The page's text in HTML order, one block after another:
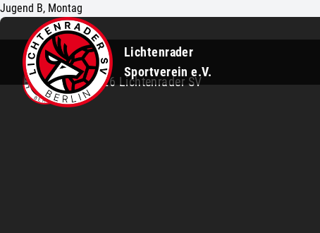
Lichtenrader
Sportverein e.V.
Jugend B, Montag
©2026 Lichtenrader SV